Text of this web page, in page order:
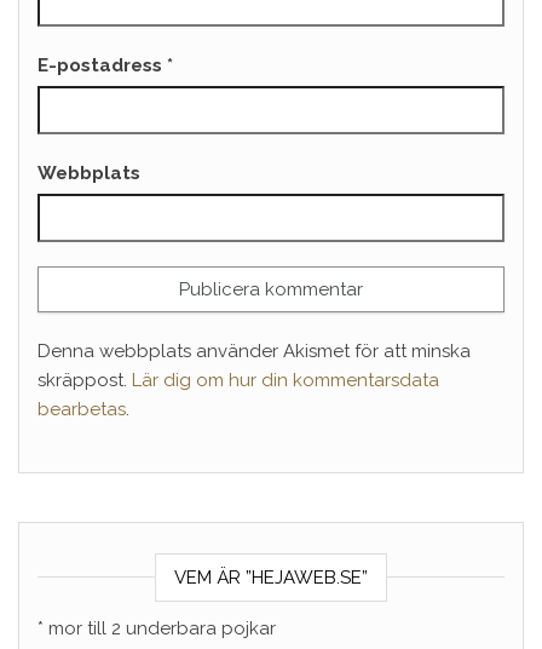
E-postadress *
Webbplats
Denna webbplats använder Akismet för att minska
skräppost. Lär dig om hur din kommentarsdata
bearbetas.
VEM ÄR ”HEJAWEB.SE”
* mor till 2 underbara pojkar